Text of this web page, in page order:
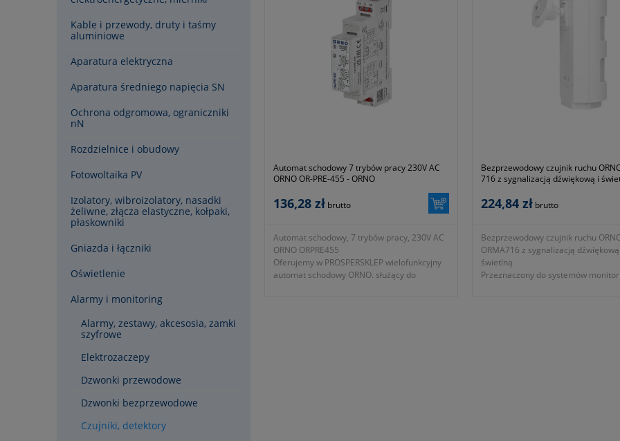
Kable i przewody, druty i taśmy
aluminiowe
Aparatura elektryczna
Aparatura średniego napięcia SN
Ochrona odgromowa, ograniczniki
nN
Rozdzielnice i obudowy
Fotowoltaika PV
Izolatory, wibroizolatory, nasadki
żeliwne, złącza elastyczne, kołpaki,
płaskowniki
Gniazda i łączniki
Oświetlenie
Alarmy i monitoring
Alarmy, zestawy, akcesosia, zamki
szyfrowe
Elektrozaczepy
Dzwonki przewodowe
Dzwonki bezprzewodowe
Czujniki, detektory
Automat schodowy 7 trybów pracy 230V AC
ORNO OR-PRE-455 - ORNO
136,28 zł brutto
Automat schodowy, 7 trybów pracy, 230V AC
ORNO ORPRE455
Oferujemy w PROSPERSKLEP wielofunkcyjny
automat schodowy ORNO. służący do
Bezprzewodowy czujnik ruchu
716 z sygnalizacją dźwiękową i
224,84 zł brutto
Bezprzewodowy czujnik ruchu
ORMA716 z sygnalizacją
świetlną
Przeznaczony do systemów